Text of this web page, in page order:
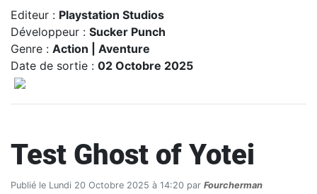
Editeur : Playstation Studios
Développeur : Sucker Punch
Genre : Action | Aventure
Date de sortie : 02 Octobre 2025
Test Ghost of Yotei
Publié le Lundi 20 Octobre 2025 à 14:20 par Fourcherman